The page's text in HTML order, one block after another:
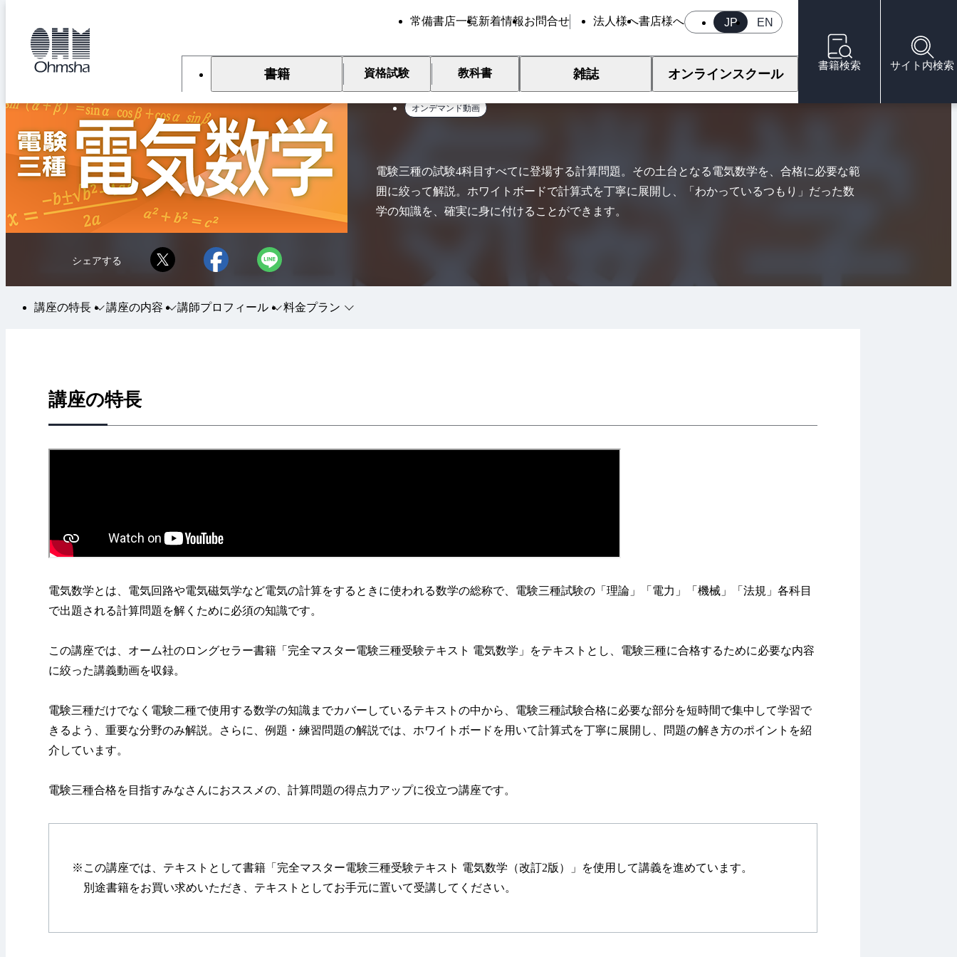
JP EN
常備書店一覧新着情報お問合せ 法人様へ書店様へ
書籍 資格試験 教科書 雑誌 オンラインスクール
書籍検索 サイト内検索
基礎力養成コース 電験三種 電気数学
オンデマンド動画
シェアする
電験三種の試験4科目すべてに登場する計算問題。その土台となる電気数学を、合格に必要な範
囲に絞って解説。ホワイトボードで計算式を丁寧に展開し、「わかっているつもり」だった数
学の知識を、確実に身に付けることができます。
講座の特長 講座の内容 講師プロフィール 料金プラン
講座の特長
電気数学とは、電気回路や電気磁気学など電気の計算をするときに使われる数学の総称で、電験三種試験の「理論」「電力」「機械」「法規」各科目
で出題される計算問題を解くために必須の知識です。
この講座では、オーム社のロングセラー書籍「完全マスター電験三種受験テキスト 電気数学」をテキストとし、電験三種に合格するために必要な内容
に絞った講義動画を収録。
電験三種だけでなく電験二種で使用する数学の知識までカバーしているテキストの中から、電験三種試験合格に必要な部分を短時間で集中して学習で
きるよう、重要な分野のみ解説。さらに、例題・練習問題の解説では、ホワイトボードを用いて計算式を丁寧に展開し、問題の解き方のポイントを紹
介しています。
電験三種合格を目指すみなさんにおススメの、計算問題の得点力アップに役立つ講座です。
※この講座では、テキストとして書籍「完全マスター電験三種受験テキスト 電気数学（改訂2版）」を使用して講義を進めています。
別途書籍をお買い求めいただき、テキストとしてお手元に置いて受講してください。